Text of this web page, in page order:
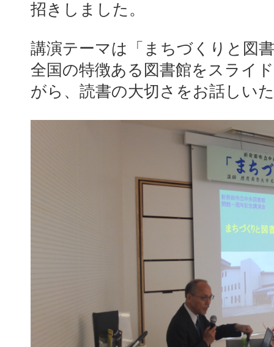
招きしました。
講演テーマは「まちづくりと図
全国の特徴ある図書館をスライ
がら、読書の大切さをお話しい